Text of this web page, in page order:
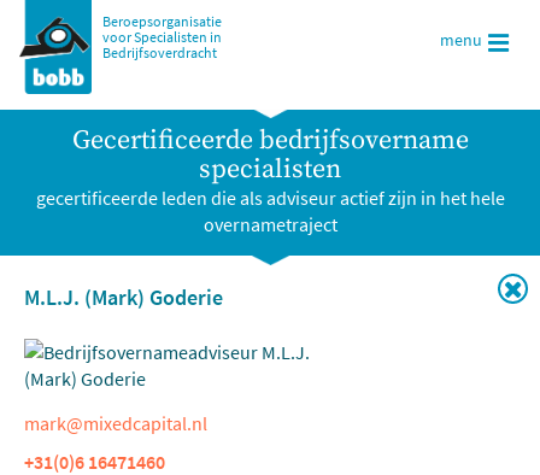
Beroepsorganisatie
voor Specialisten in
Bedrijfsoverdracht
menu
Gecertificeerde bedrijfsovername
specialisten
gecertificeerde leden die als adviseur actief zijn in het hele
overnametraject
M.L.J. (Mark) Goderie
mark@mixedcapital.nl
+31(0)6 16471460